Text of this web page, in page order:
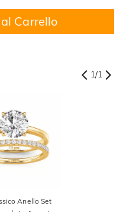
Carrello
1/1
Anello Set